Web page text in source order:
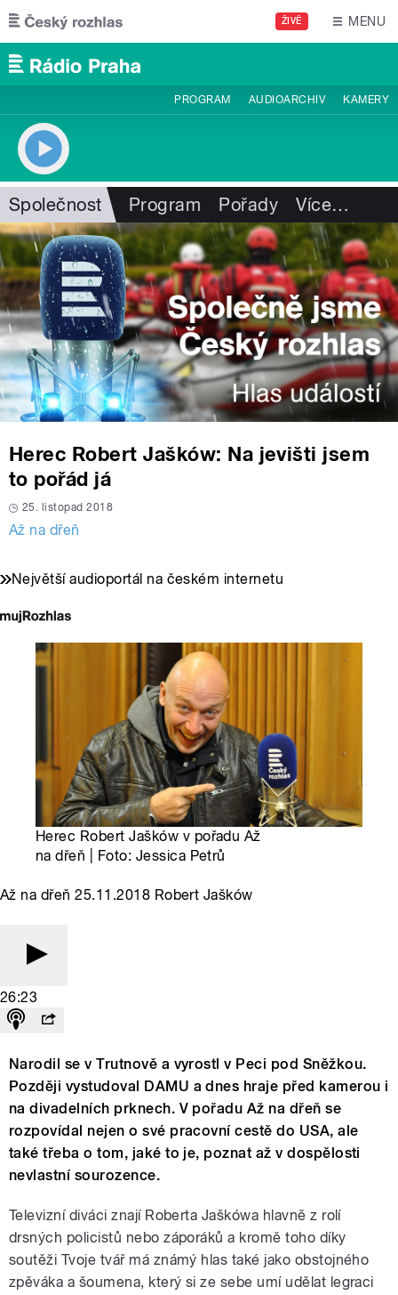
Přejít k hlavnímu obsahu
ŽIVĚ MENU
PROGRAM AUDIOARCHIV KAMERY
Společnost Program Pořady Více…
Herec Robert Jašków: Na jevišti jsem
to pořád já
25. listopad 2018
Až na dřeň
Největší audioportál na českém internetu
Herec Robert Jašków v pořadu Až
na dřeň | Foto: Jessica Petrů
Až na dřeň 25.11.2018 Robert Jašków
26:23
Narodil se v Trutnově a vyrostl v Peci pod Sněžkou.
Později vystudoval DAMU a dnes hraje před kamerou i
na divadelních prknech. V pořadu Až na dřeň se
rozpovídal nejen o své pracovní cestě do USA, ale
také třeba o tom, jaké to je, poznat až v dospělosti
nevlastní sourozence.
Televizní diváci znají Roberta Jaškówa hlavně z rolí
drsných policistů nebo záporáků a kromě toho díky
soutěži Tvoje tvář má známý hlas také jako obstojného
zpěváka a šoumena, který si ze sebe umí udělat legraci